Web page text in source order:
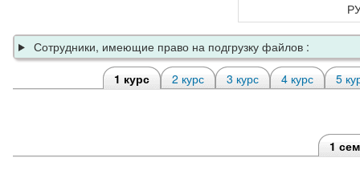
Сотрудники, имеющие право на подгрузку файлов :
1 курс
2 курс 3 курс 4 курс 5
1